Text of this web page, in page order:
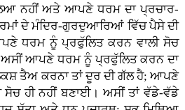
ਨਹੀਂ ਅਤੇ ਆਪਣੇ ਧਰਮ ਦਾ ਪ੍ਰਚਾਰ-
ਦੇ ਮੰਦਿਰ-ਗੁਰਦੁਆਰਿਆਂ ਵਿੱਚ ਪੈਸੇ ਦੀ
ਧਰਮ ਨੂੰ ਪ੍ਰਫੁੱਲਿਤ ਕਰਨ ਵਾਲੀ ਸੋਚ
ਅਸੀਂ ਆਪਣੇ ਧਰਮ ਨੂੰ ਪ੍ਰਫੁੱਲਿਤ ਕਰਨ ਦਾ
ਤੈਅ ਕਰਨਾ ਤਾਂ ਦੂਰ ਦੀ ਗੱਲ ਹੈ; ਆਪਣੇ
ਹੀ ਨਹੀਂ ਬਣਾਈ। ਅਸੀਂ ਤਾਂ ਵੱਡੇ-ਵੱਡੇ